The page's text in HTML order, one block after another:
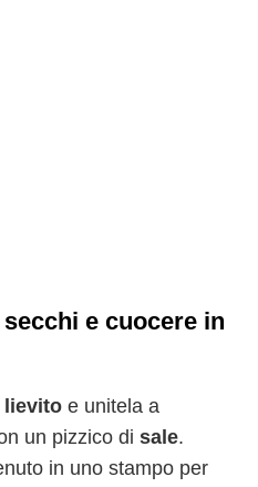
e cuocere in
lievito e unitela a
un pizzico di sale.
in uno stampo per